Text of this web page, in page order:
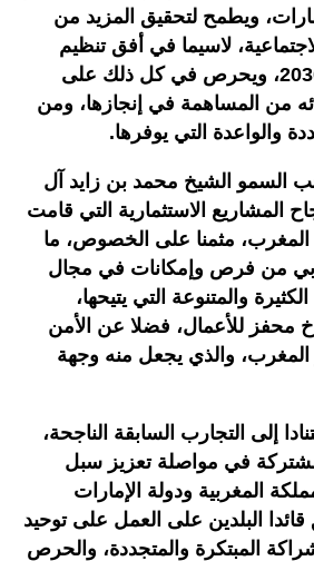
ويطمح لتحقيق المزيد من
لاسيما في أفق تنظيم
نهائيات كأس العالم 2030، ويحرص في كل ذلك على
من المساهمة في إنجازها، ومن
والواعدة التي يوفرها.
السمو الشيخ محمد بن زايد آل
المشاريع الاستثمارية التي قامت
المغرب، مثمنا على الخصوص، ما
من فرص وإمكانات في مجال
والمتنوعة التي يتيحها،
محفز للأعمال، فضلا عن الأمن
المغرب، والذي يجعل منه وجهة
إلى التجارب السابقة الناجحة،
في مواصلة تعزيز سبل
المغربية ودولة الإمارات
قائدا البلدين على العمل على توحيد
المبتكرة والمتجددة، والحرص